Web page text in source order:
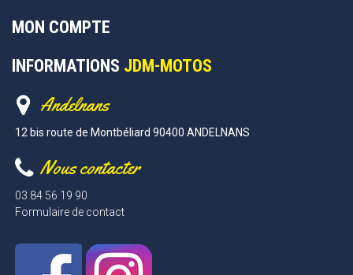
MON COMPTE
INFORMATIONS JDM-MOTOS
Andelnans
12 bis route de Montbéliard 90400 ANDELNANS
Nous contacter
03 84 56 19 90
Formulaire de contact